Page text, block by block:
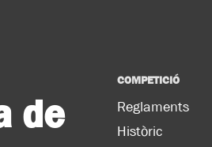
de
COMPETICIÓ
Reglaments
Històric